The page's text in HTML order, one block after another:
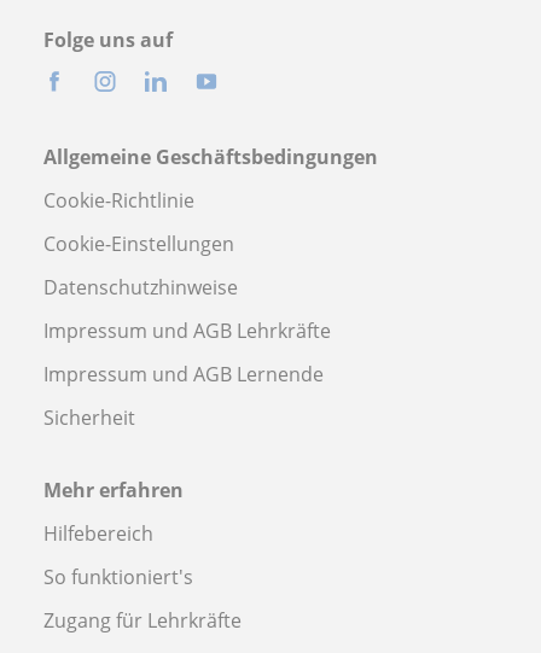
Folge uns auf
Allgemeine Geschäftsbedingungen
Cookie-Richtlinie
Cookie-Einstellungen
Datenschutzhinweise
Impressum und AGB Lehrkräfte
Impressum und AGB Lernende
Sicherheit
Mehr erfahren
Hilfebereich
So funktioniert's
Zugang für Lehrkräfte